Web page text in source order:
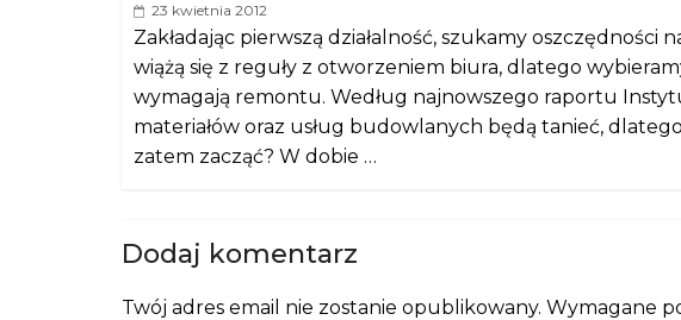
23 kwietnia 2012
Zakładając pierwszą działalność, szukamy oszczędności
wiążą się z reguły z otworzeniem biura, dlatego
wymagają remontu. Według najnowszego raportu
materiałów oraz usług budowlanych będą tanieć,
zatem zacząć? W dobie …
Dodaj komentarz
Twój adres email nie zostanie opublikowany. Wymagane